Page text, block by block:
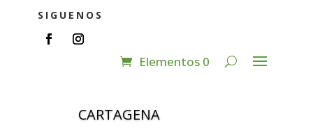
SIGUENOS
Elementos 0
CARTAGENA